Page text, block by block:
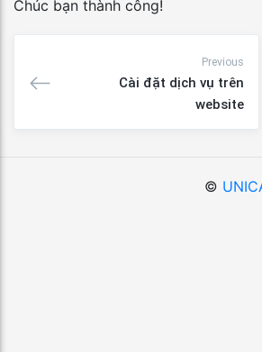
Chúc bạn thành công!
Previous
Cài đặt dịch vụ trên
website
©